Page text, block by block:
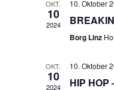
OKT.
10
2024
10. Oktober
Borg Linz
OKT.
10
2024
10. Oktober
HIP HOP